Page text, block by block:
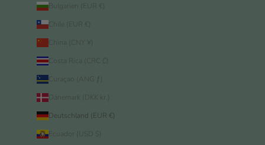
Bulgarien (EUR €)
Chile (EUR €)
China (CNY ¥)
Costa Rica (CRC ₡)
Curaçao (ANG ƒ)
Dänemark (DKK kr.)
Deutschland (EUR €)
Ecuador (USD $)